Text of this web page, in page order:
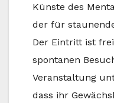
Künste des
der für
Der Eintritt ist
spontanen
Veranstaltung
dass ihr